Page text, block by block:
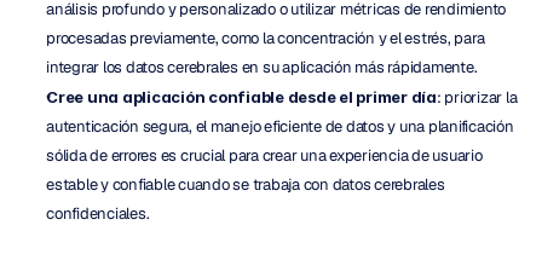
análisis profundo y personalizado o utilizar métricas de rendimiento
procesadas previamente, como la concentración y el estrés, para
integrar los datos cerebrales en su aplicación más rápidamente.
Cree una aplicación confiable desde el primer día: priorizar la
autenticación segura, el manejo eficiente de datos y una planificación
sólida de errores es crucial para crear una experiencia de usuario
estable y confiable cuando se trabaja con datos cerebrales
confidenciales.